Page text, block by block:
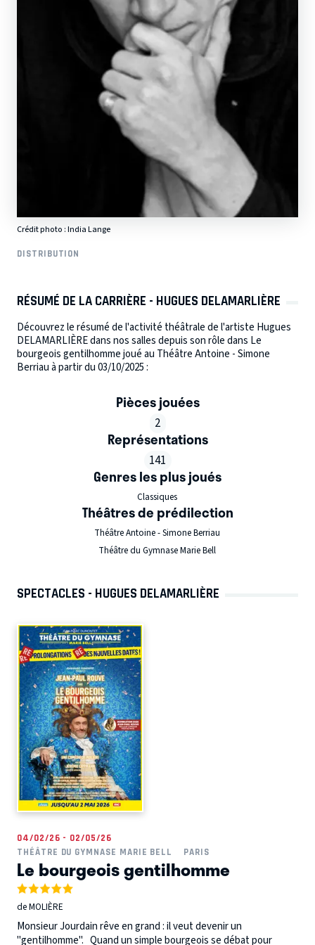
Crédit photo : India Lange
DISTRIBUTION
RÉSUMÉ DE LA CARRIÈRE - HUGUES DELAMARLIÈRE
Découvrez le résumé de l'activité théâtrale de l'artiste Hugues
DELAMARLIÈRE dans nos salles depuis son rôle dans Le
bourgeois gentilhomme joué au Théâtre Antoine - Simone
Berriau à partir du 03/10/2025 :
Pièces jouées
2
Représentations
141
Genres les plus joués
Classiques
Théâtres de prédilection
Théâtre Antoine - Simone Berriau
Théâtre du Gymnase Marie Bell
SPECTACLES - HUGUES DELAMARLIÈRE
04/02/26 - 02/05/26
THÉÂTRE DU GYMNASE MARIE BELL
PARIS
Le bourgeois gentilhomme
de MOLIÈRE
Monsieur Jourdain rêve en grand : il veut devenir un
"gentilhomme". Quand un simple bourgeois se débat pour